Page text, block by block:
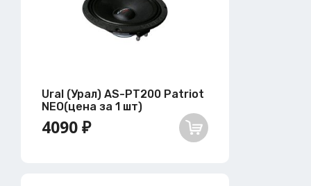
Ural (Урал) AS-PT200 Patriot
NEO(цена за 1 шт)
4090 ₽